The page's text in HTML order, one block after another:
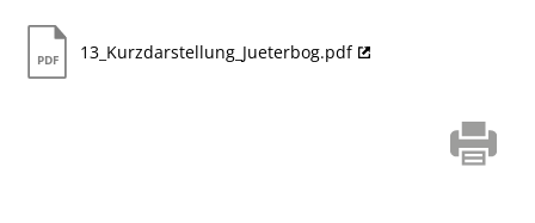
13_Kurzdarstellung_Jueterbog.pdf